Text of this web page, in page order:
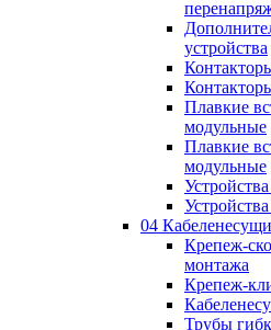
устройства
Плавкие
модульные
Плавкие
модульные
04
Крепеж-
монтажа
Крепеж-
Трубы